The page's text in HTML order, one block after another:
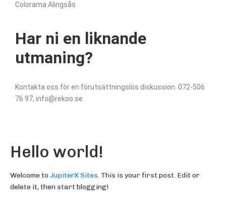
Colorama Alingsås
Har ni en liknande
utmaning?
Kontakta oss för en förutsättningslös diskussion. 072-506
76 97, info@rekoo.se
Hello world!
Welcome to JupiterX Sites. This is your first post. Edit or
delete it, then start blogging!